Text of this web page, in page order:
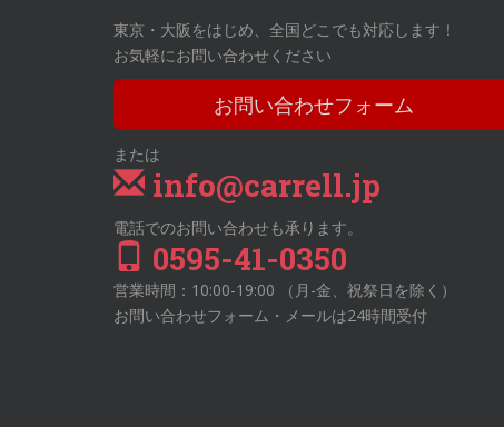
東京・大阪をはじめ、全国どこでも対応します！
お気軽にお問い合わせください
お問い合わせフォーム
または
info@carrell.jp
電話でのお問い合わせも承ります。
0595-41-0350
営業時間：10:00-19:00 （月-金、祝祭日を除く）
お問い合わせフォーム・メールは24時間受付